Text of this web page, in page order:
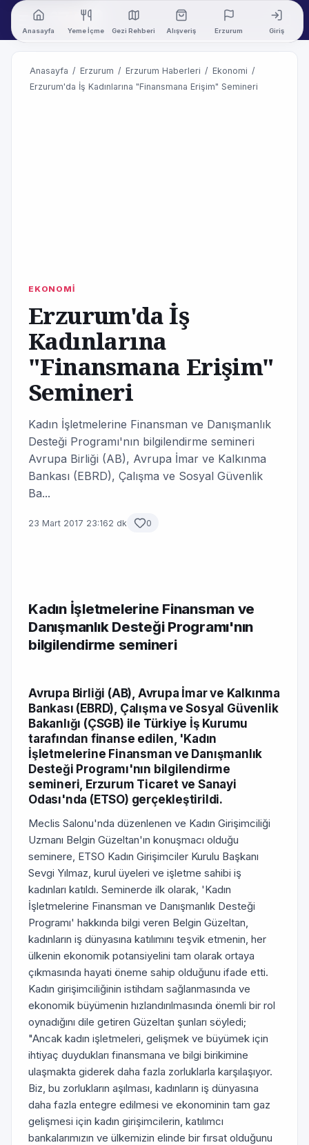
Anasayfa Yeme İçme Gezi Rehberi Alışveriş Erzurum Giriş
Anasayfa / Erzurum / Erzurum Haberleri / Ekonomi /
Erzurum'da İş Kadınlarına "Finansmana Erişim" Semineri
EKONOMİ
Erzurum'da İş
Kadınlarına
"Finansmana Erişim"
Semineri
Kadın İşletmelerine Finansman ve Danışmanlık
Desteği Programı'nın bilgilendirme semineri
Avrupa Birliği (AB), Avrupa İmar ve Kalkınma
Bankası (EBRD), Çalışma ve Sosyal Güvenlik
Ba...
23 Mart 2017 23:162 dk 0
Kadın İşletmelerine Finansman ve
Danışmanlık Desteği Programı'nın
bilgilendirme semineri
Avrupa Birliği (AB), Avrupa İmar ve Kalkınma
Bankası (EBRD), Çalışma ve Sosyal Güvenlik
Bakanlığı (ÇSGB) ile Türkiye İş Kurumu
tarafından finanse edilen, 'Kadın
İşletmelerine Finansman ve Danışmanlık
Desteği Programı'nın bilgilendirme
semineri, Erzurum Ticaret ve Sanayi
Odası'nda (ETSO) gerçekleştirildi.
Meclis Salonu'nda düzenlenen ve Kadın Girişimciliği
Uzmanı Belgin Güzeltan'ın konuşmacı olduğu
seminere, ETSO Kadın Girişimciler Kurulu Başkanı
Sevgi Yılmaz, kurul üyeleri ve işletme sahibi iş
kadınları katıldı. Seminerde ilk olarak, 'Kadın
İşletmelerine Finansman ve Danışmanlık Desteği
Programı' hakkında bilgi veren Belgin Güzeltan,
kadınların iş dünyasına katılımını teşvik etmenin, her
ülkenin ekonomik potansiyelini tam olarak ortaya
çıkmasında hayati öneme sahip olduğunu ifade etti.
Kadın girişimciliğinin istihdam sağlanmasında ve
ekonomik büyümenin hızlandırılmasında önemli bir rol
oynadığını dile getiren Güzeltan şunları söyledi;
"Ancak kadın işletmeleri, gelişmek ve büyümek için
ihtiyaç duydukları finansmana ve bilgi birikimine
ulaşmakta giderek daha fazla zorluklarla karşılaşıyor.
Biz, bu zorlukların aşılması, kadınların iş dünyasına
daha fazla entegre edilmesi ve ekonominin tam gaz
gelişmesi için kadın girişimcilerin, katılımcı
bankalarımızın ve ülkemizin elinde bir fırsat olduğunu